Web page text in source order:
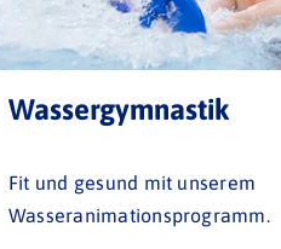
Wassergymnastik
Fit und gesund mit unserem
Wasseranimationsprogramm.